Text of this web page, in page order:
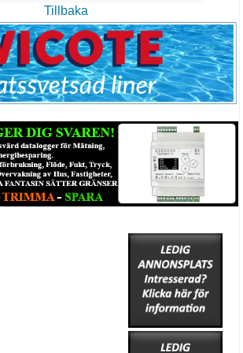
Tillbaka